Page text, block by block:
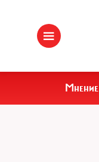
Мнение